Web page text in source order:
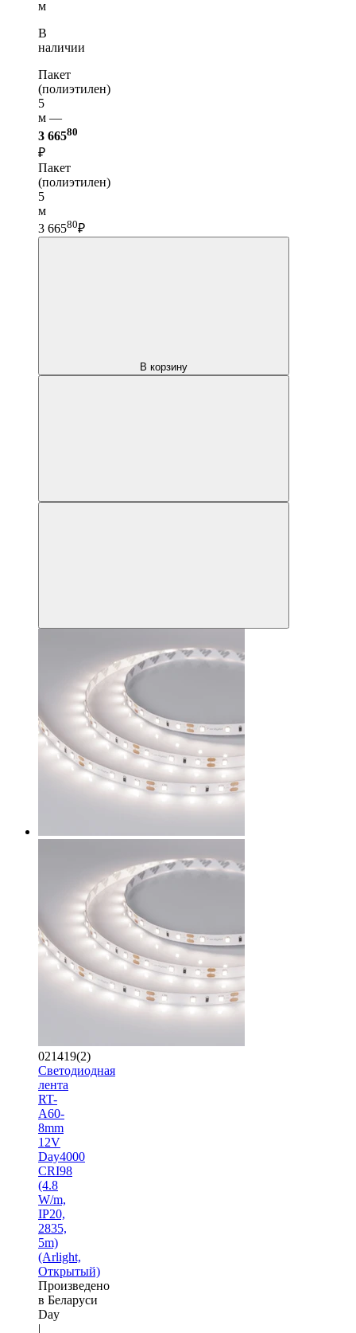
м
В
наличии
Пакет
(полиэтилен)
5
м —
3 66580
₽
Пакет
(полиэтилен)
5
м
3 66580₽
В корзину
021419(2)
Светодиодная
лента
RT-
A60-
8mm
12V
Day4000
CRI98
(4.8
W/m,
IP20,
2835,
5m)
(Arlight,
Открытый)
Произведено
в Беларуси
Day
|